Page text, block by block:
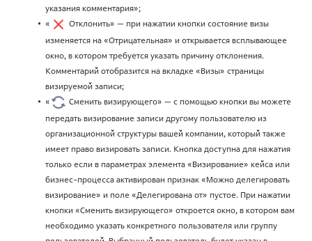
указания комментария»;
«
Отклонить» — при нажатии кнопки состояние визы
изменяется на «Отрицательная» и открывается всплывающее
окно, в котором требуется указать причину отклонения.
Комментарий отобразится на вкладке «Визы» страницы
визируемой записи;
«
Сменить визирующего» — с помощью кнопки вы можете
передать визирование записи другому пользователю из
организационной структуры вашей компании, который также
имеет право визировать записи. Кнопка доступна для нажатия
только если в параметрах элемента «Визирование» кейса или
бизнес-процесса активирован признак «Можно делегировать
визирование» и поле «Делегирована от» пустое. При нажатии
кнопки «Сменить визирующего» откроется окно, в котором вам
необходимо указать конкретного пользователя или группу